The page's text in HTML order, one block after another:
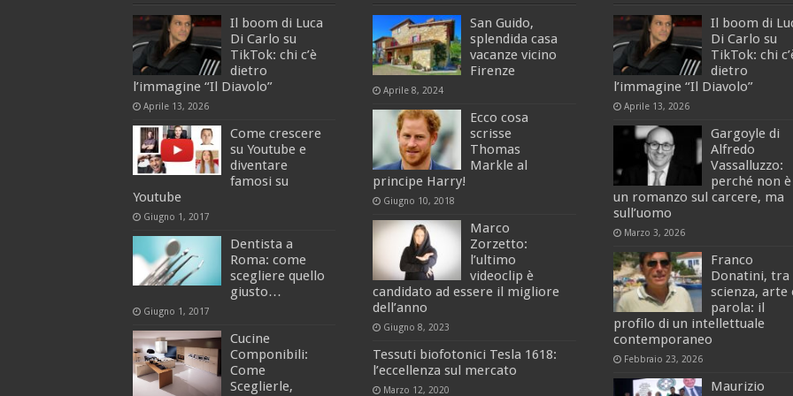
Il boom di Luca
Di Carlo su
TikTok: chi c’è
dietro
l’immagine “Il Diavolo”
Aprile 13, 2026
Come crescere
su Youtube e
diventare
famosi su
Youtube
Giugno 1, 2017
Dentista a
Roma: come
scegliere quello
giusto…
Giugno 1, 2017
Cucine
Componibili:
Come
Sceglierle,
San Guido,
splendida casa
vacanze vicino
Firenze
Aprile 8, 2024
Ecco cosa
scrisse
Thomas
Markle al
principe Harry!
Giugno 10, 2018
Marco
Zorzetto:
l’ultimo
videoclip è
candidato ad essere il migliore
dell’anno
Giugno 8, 2023
Tessuti biofotonici Tesla 1618:
l’eccellenza sul mercato
Marzo 12, 2020
Il boom di
Di Carlo su
TikTok: chi
dietro
l’immagine “Il Diavolo”
Aprile 13, 2026
Gargoyle di
Alfredo
Vassalluzzo:
perché non è
un romanzo sul carcere, ma
sull’uomo
Marzo 3, 2026
Franco
Donatini, tra
scienza, arte
parola: il
profilo di un intellettuale
contemporaneo
Febbraio 23, 2026
Maurizio